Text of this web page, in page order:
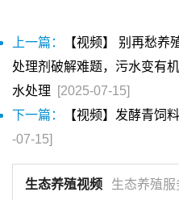
上一篇：
【视频】 别再愁
处理剂破解难题，污水变有
水处理
[2025-07-15]
下一篇：
【视频】发酵青饲
-07-15]
生态养殖视频
生态养殖